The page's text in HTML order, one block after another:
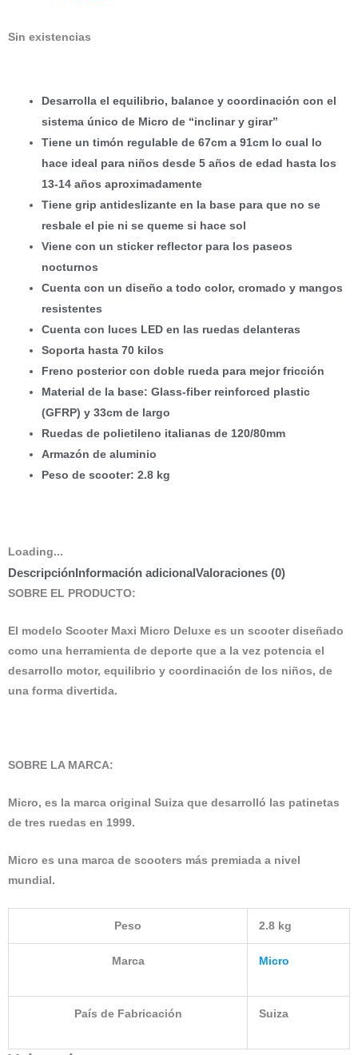
Sin existencias
Desarrolla el equilibrio, balance y coordinación con el
sistema único de Micro de “inclinar y girar”
Tiene un timón regulable de 67cm a 91cm lo cual lo
hace ideal para niños desde 5 años de edad hasta los
13-14 años aproximadamente
Tiene grip antideslizante en la base para que no se
resbale el pie ni se queme si hace sol
Viene con un sticker reflector para los paseos
nocturnos
Cuenta con un diseño a todo color, cromado y mangos
resistentes
Cuenta con luces LED en las ruedas delanteras
Soporta hasta 70 kilos
Freno posterior con doble rueda para mejor fricción
Material de la base: Glass-fiber reinforced plastic
(GFRP) y 33cm de largo
Ruedas de polietileno italianas de 120/80mm
Armazón de aluminio
Peso de scooter: 2.8 kg
Loading...
DescripciónInformación adicionalValoraciones (0)
SOBRE EL PRODUCTO:
El modelo Scooter Maxi Micro Deluxe es un scooter diseñado
como una herramienta de deporte que a la vez potencia el
desarrollo motor, equilibrio y coordinación de los niños, de
una forma divertida.
SOBRE LA MARCA:
Micro, es la marca original Suiza que desarrolló las patinetas
de tres ruedas en 1999.
Micro es una marca de scooters más premiada a nivel
mundial.
Peso 2.8 kg
Marca Micro
País de Fabricación Suiza